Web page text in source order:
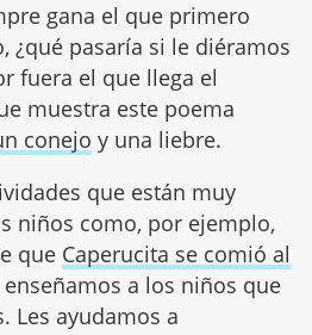
gana el que primero
¿qué pasaría si le diéramos
fuera el que llega el
muestra este poema
conejo y una liebre.
que están muy
niños como, por ejemplo,
que Caperucita se comió al
enseñamos a los niños que
Les ayudamos a